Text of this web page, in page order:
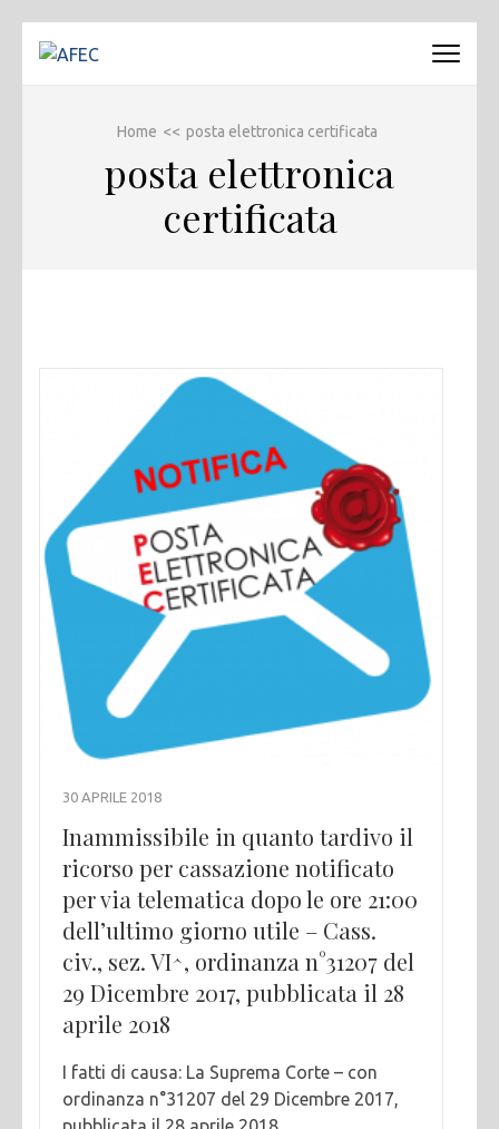
Home << posta elettronica certificata
posta elettronica
certificata
30 APRILE 2018
Inammissibile in quanto tardivo il
ricorso per cassazione notificato
per via telematica dopo le ore 21:00
dell’ultimo giorno utile – Cass.
civ., sez. VI^, ordinanza n°31207 del
29 Dicembre 2017, pubblicata il 28
aprile 2018
I fatti di causa: La Suprema Corte – con
ordinanza n°31207 del 29 Dicembre 2017,